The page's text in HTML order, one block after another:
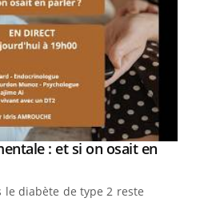
: et si on osait en
le diabète de type 2 reste